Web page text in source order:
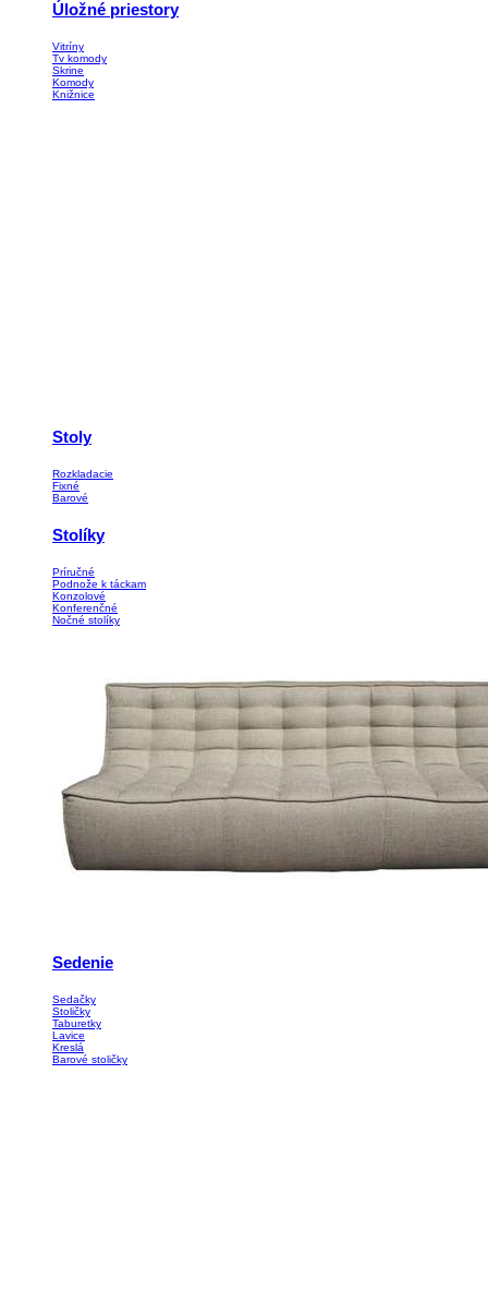
Úložné priestory
Vitríny
Tv komody
Skrine
Komody
Knižnice
Stoly
Rozkladacie
Fixné
Barové
Stolíky
Príručné
Podnože k táckam
Konzolové
Konferenčné
Nočné stolíky
Sedenie
Sedačky
Stoličky
Taburetky
Lavice
Kreslá
Barové stoličky